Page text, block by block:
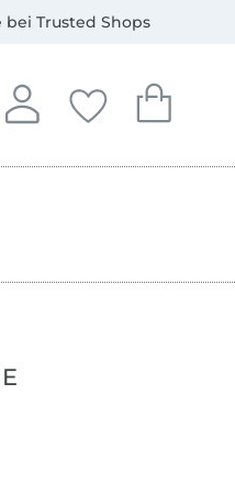
bei Trusted Shops
Anmelden
deinem Konto
Deine
Du hast keine
Dein
Du hast